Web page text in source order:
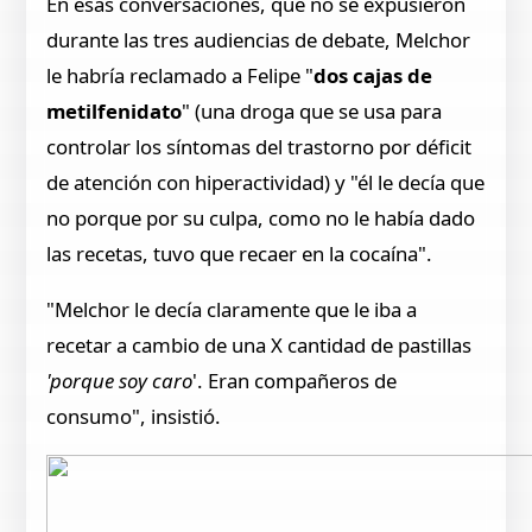
durante las tres audiencias de debate, Melchor
le habría reclamado a Felipe "dos cajas de
metilfenidato" (una droga que se usa para
controlar los síntomas del trastorno por déficit
de atención con hiperactividad) y "él le decía que
no porque por su culpa, como no le había dado
las recetas, tuvo que recaer en la cocaína".
"Melchor le decía claramente que le iba a
recetar a cambio de una X cantidad de pastillas
'porque soy caro'. Eran compañeros de
consumo", insistió.